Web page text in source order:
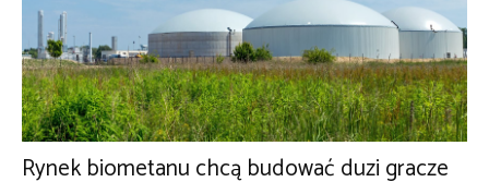
Rynek biometanu chcą budować duzi gracze